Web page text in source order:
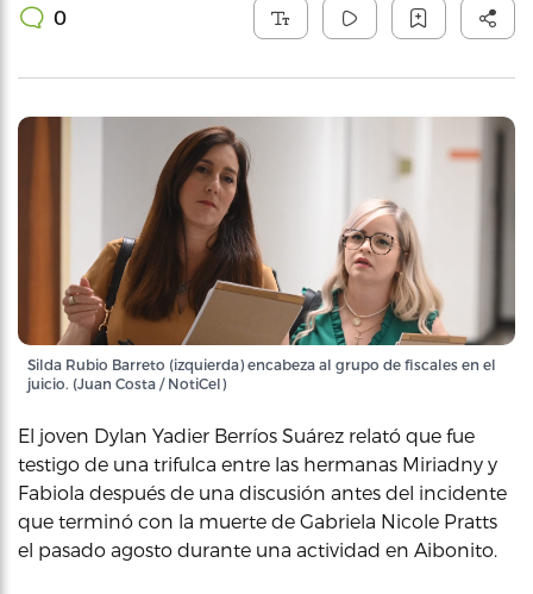
0
Silda Rubio Barreto (izquierda) encabeza al grupo de fiscales en el
juicio. (Juan Costa / NotiCel)
El joven Dylan Yadier Berríos Suárez relató que fue
testigo de una trifulca entre las hermanas Miriadny y
Fabiola después de una discusión antes del incidente
que terminó con la muerte de Gabriela Nicole Pratts
el pasado agosto durante una actividad en Aibonito.